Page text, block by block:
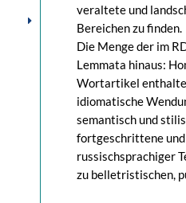
veraltete und
Bereichen zu finden.
Die Menge der im
Lemmata hinaus:
Wortartikel
idiomatische
semantisch und
fortgeschrittene
russischsprachiger
zu belletristischen,